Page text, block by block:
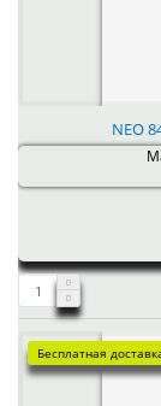
NEO
Бесплатная